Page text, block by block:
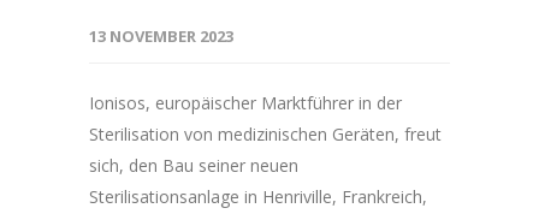
13 NOVEMBER 2023
Ionisos, europäischer Marktführer in der
Sterilisation von medizinischen Geräten, freut
sich, den Bau seiner neuen
Sterilisationsanlage in Henriville, Frankreich,